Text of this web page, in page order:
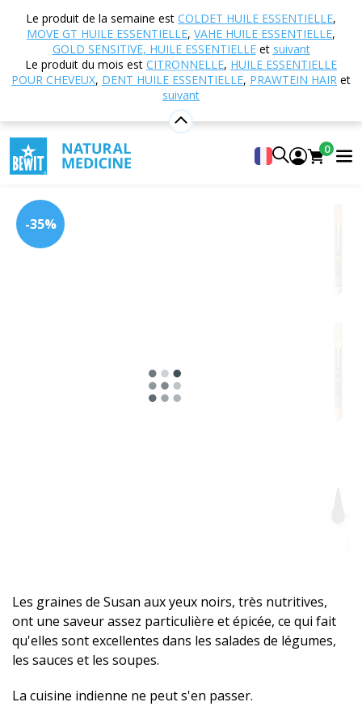
Le produit de la semaine est COLDET HUILE ESSENTIELLE,
MOVE GT HUILE ESSENTIELLE, VAHE HUILE ESSENTIELLE,
GOLD SENSITIVE, HUILE ESSENTIELLEet suivant
Le produit du mois est CITRONNELLE, HUILE ESSENTIELLE
POUR CHEVEUX, DENT HUILE ESSENTIELLE, PRAWTEIN HAIR et
suivant
0
Boutique en ligne
compléments alimentaires
Super-aliments
Semences
Graines de cumin noir
Graines de cumin noir
BLACK CUMIN SEEDS
5 Voir 2 critiques
-35%
Les graines de Susan aux yeux noirs, très nutritives,
ont une saveur assez particulière et épicée, ce qui fait
qu'elles sont excellentes dans les salades de légumes,
les sauces et les soupes.
La cuisine indienne ne peut s'en passer.